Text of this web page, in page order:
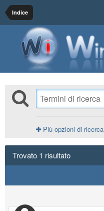
Indice
Più opzioni di ricerca
Trovato 1 risultato